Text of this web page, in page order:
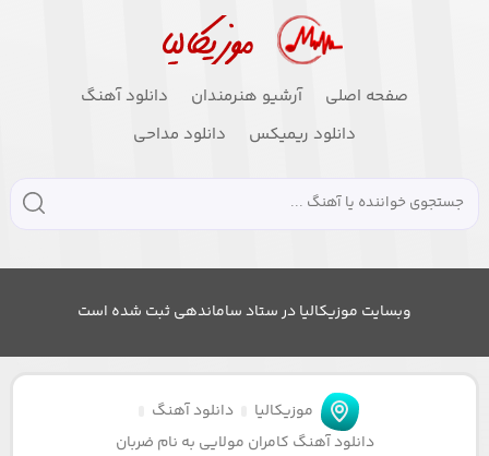
صفحه اصلی آرشیو هنرمندان
دانلود آهنگ
دانلود ریمیکس
دانلود مداحی
وبسایت موزیکالیا در ستاد ساماندهی ثبت شده است
موزیکالیا
دانلود آهنگ
دانلود آهنگ کامران مولایی به نام ضربان